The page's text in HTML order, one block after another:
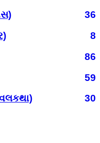
36
8
86
59
30